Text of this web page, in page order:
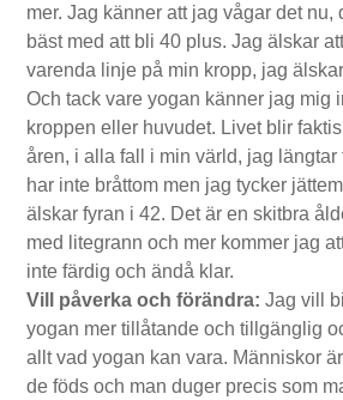
mer. Jag känner att jag vågar det nu,
bäst med att bli 40 plus. Jag älskar
varenda linje på min kropp, jag
Och tack vare yogan känner jag mig
kroppen eller huvudet. Livet blir
åren, i alla fall i min värld, jag längtar
har inte bråttom men jag tycker
älskar fyran i 42. Det är en skitbra
med litegrann och mer kommer jag
inte färdig och ändå klar.
Vill påverka och förändra: Jag vill
yogan mer tillåtande och tillgänglig
allt vad yogan kan vara. Människor
de föds och man duger precis som